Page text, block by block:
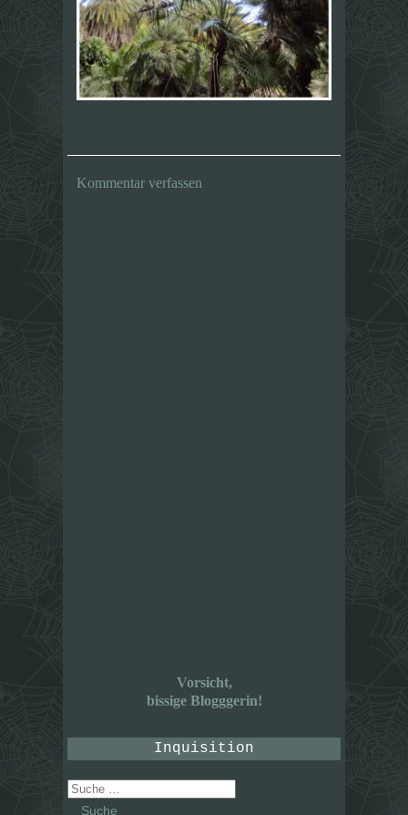
Kommentar verfassen
Vorsicht,
bissige Blogggerin!
Inquisition
Suche
nach: